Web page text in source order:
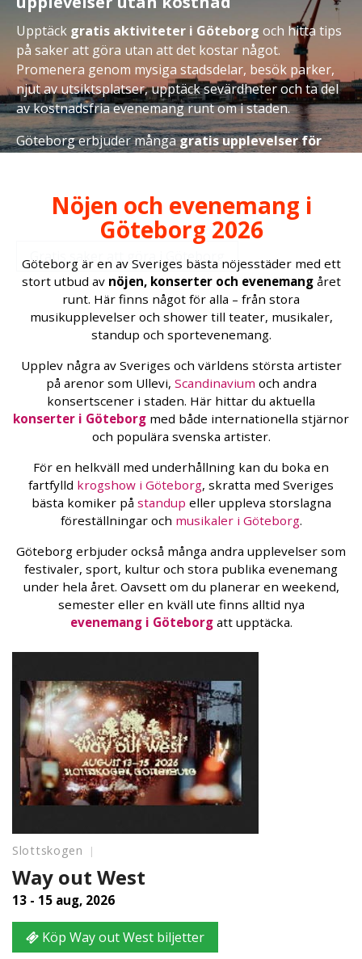
Slottsskogen eller upptäck Göteborg från vattnet med
Paddan och Ocean Bus.
Att göra med barn i Göteborg
Upptäck gratis aktiviteter i Göteborg och hitta tips
på saker att göra utan att det kostar något.
Promenera genom mysiga stadsdelar, besök parker,
njut av utsiktsplatser, upptäck sevärdheter och ta del
av kostnadsfria evenemang runt om i staden.
Göteborg erbjuder mångagratis upplevelser för
promenadstråk, festivaler och aktiviteter under
sommaren.
Gratis saker att göra i Göteborg
Nöjen och evenemang i
Göteborg 2026
Göteborg är en av Sveriges bästa nöjesstäder med ett
stort utbud av nöjen, konserter och evenemangåret
runt. Här finns något för alla – från stora
musikupplevelser och shower till teater, musikaler,
standup och sportevenemang.
Upplev några av Sveriges och världens största artister
på arenor som Ullevi, Scandinavium och andra
konsertscener i staden. Här hittar du aktuella
konserter i Göteborg med både internationella stjärnor
och populära svenska artister.
För en helkväll med underhållning kan du boka en
fartfylld krogshow i Göteborg, skratta med Sveriges
bästa komiker på standup eller uppleva storslagna
föreställningar och musikaler i Göteborg.
Göteborg erbjuder också många andra upplevelser som
festivaler, sport, kultur och stora publika evenemang
under hela året. Oavsett om du planerar en weekend,
semester eller en kväll ute finns alltid nya
evenemang i Göteborgatt upptäcka.
Slottskogen
Way out West
13 - 15 aug, 2026
Köp Way out West biljetter